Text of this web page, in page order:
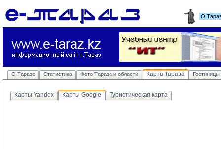
О
О Таразе Статистика Фото Тараза и области Карта Тараза Гостиницы
Карты Yandex Карты Google Туристическая карта